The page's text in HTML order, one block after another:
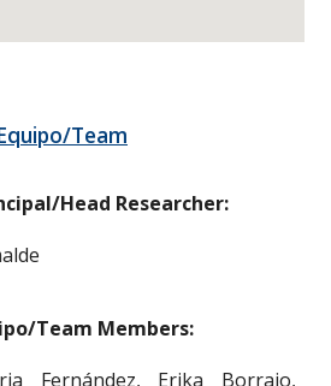
Team
Head Researcher:
Team Members:
Fernández, Erika Borrajo,